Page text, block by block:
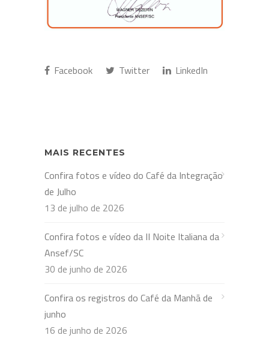
Facebook Twitter LinkedIn
MAIS RECENTES
Confira fotos e vídeo do Café da Integração
de Julho
13 de julho de 2026
Confira fotos e vídeo da II Noite Italiana da
Ansef/SC
30 de junho de 2026
Confira os registros do Café da Manhã de
junho
16 de junho de 2026